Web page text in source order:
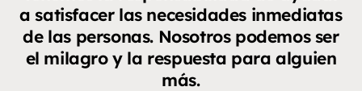
a satisfacer las necesidades inmediatas
de las personas. Nosotros podemos ser
el milagro y la respuesta para alguien
más.